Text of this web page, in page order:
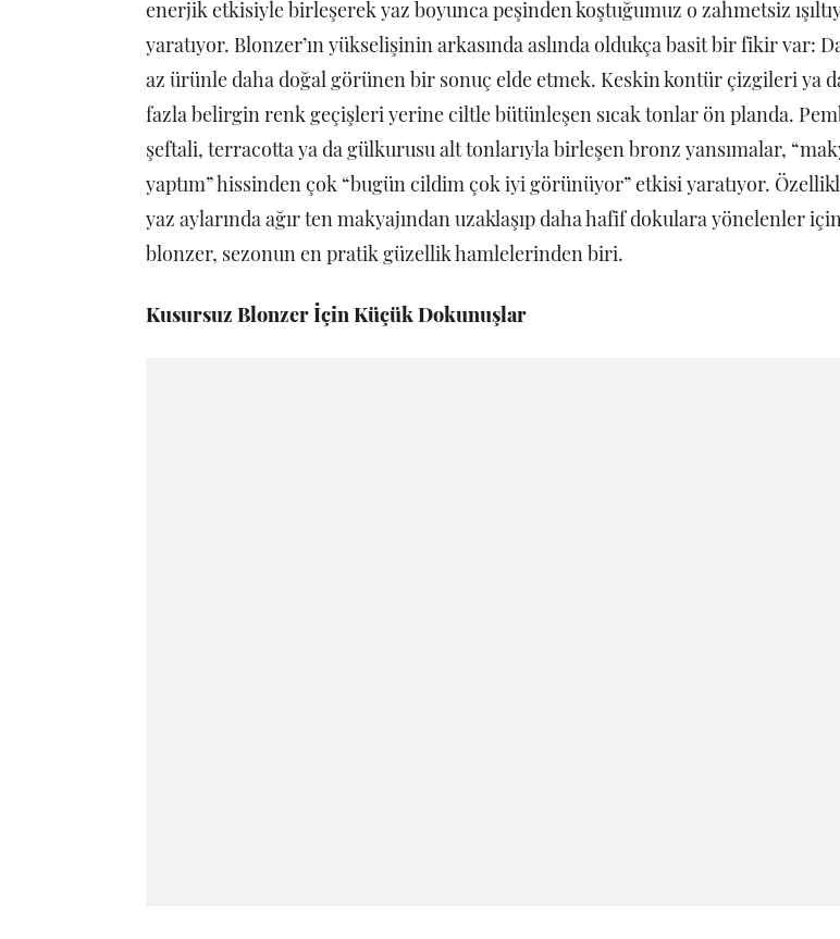
enerjik etkisiyle birleşerek yaz boyunca peşinden koştuğumuz o zahmetsiz
yaratıyor. Blonzer’ın yükselişinin arkasında aslında oldukça basit bir fikir var:
az ürünle daha doğal görünen bir sonuç elde etmek. Keskin kontür çizgileri ya
fazla belirgin renk geçişleri yerine ciltle bütünleşen sıcak tonlar ön planda.
şeftali, terracotta ya da gülkurusu alt tonlarıyla birleşen bronz yansımalar,
yaptım” hissinden çok “bugün cildim çok iyi görünüyor” etkisi yaratıyor.
yaz aylarında ağır ten makyajından uzaklaşıp daha hafif dokulara yönelenler
blonzer, sezonun en pratik güzellik hamlelerinden biri.
Kusursuz Blonzer İçin Küçük Dokunuşlar